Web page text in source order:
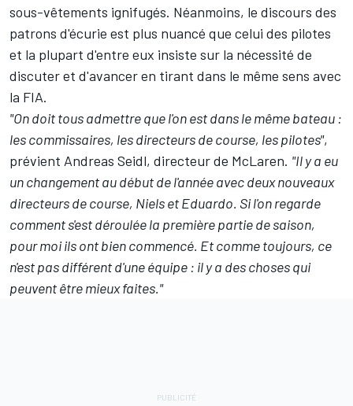
sous-vêtements ignifugés. Néanmoins, le discours des
patrons d'écurie est plus nuancé que celui des pilotes
et la plupart d'entre eux insiste sur la nécessité de
discuter et d'avancer en tirant dans le même sens avec
la FIA.
"On doit tous admettre que l'on est dans le même bateau :
les commissaires, les directeurs de course, les pilotes",
prévient Andreas Seidl, directeur de McLaren. "Il y a eu
un changement au début de l'année avec deux nouveaux
directeurs de course, Niels et Eduardo. Si l'on regarde
comment s'est déroulée la première partie de saison,
pour moi ils ont bien commencé. Et comme toujours, ce
n'est pas différent d'une équipe : il y a des choses qui
peuvent être mieux faites."